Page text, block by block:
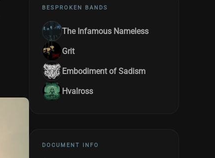
BESPROKEN BANDS
The Infamous Nameless
Grit
Embodiment of Sadism
Hvalross
DOCUMENT INFO